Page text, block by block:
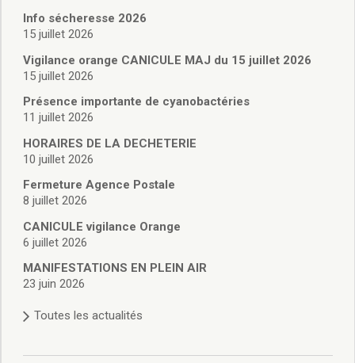
Règlement du conseil municipal
Déliberations 2026
Délibérations 2024
Délibérations 2022
Délibérations 2021
Délibérations 2020
Délibérations 2019
Délibérations 2018
Délibérations 2017
Délibérations 2016
Délibérations 2015
Délibérations 2013
Délibérations 2011
Délibérations 2009
Info sécheresse 2026
15 juillet 2026
Vigilance orange CANICULE MAJ du 15 juillet 2026
15 juillet 2026
Présence importante de cyanobactéries
11 juillet 2026
HORAIRES DE LA DECHETERIE
10 juillet 2026
Fermeture Agence Postale
8 juillet 2026
CANICULE vigilance Orange
6 juillet 2026
MANIFESTATIONS EN PLEIN AIR
23 juin 2026
Toutes les actualités